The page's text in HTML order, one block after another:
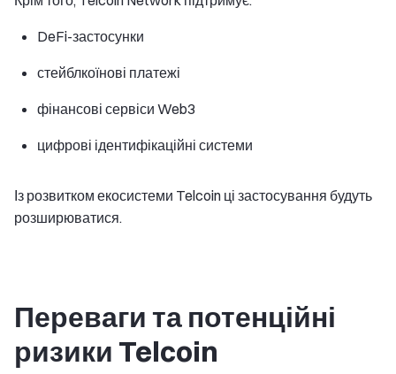
DeFi-застосунки
стейблкоїнові платежі
фінансові сервіси Web3
цифрові ідентифікаційні системи
Із розвитком екосистеми Telcoin ці застосування будуть
розширюватися.
Переваги та потенційні
ризики Telcoin